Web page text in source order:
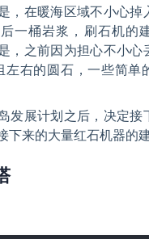
，在暖海区域不小心掉
一桶岩浆，刷石机的
，之前因为担心不小心
左右的圆石，一些简单
发展计划之后，决定接
下来的大量红石机器的